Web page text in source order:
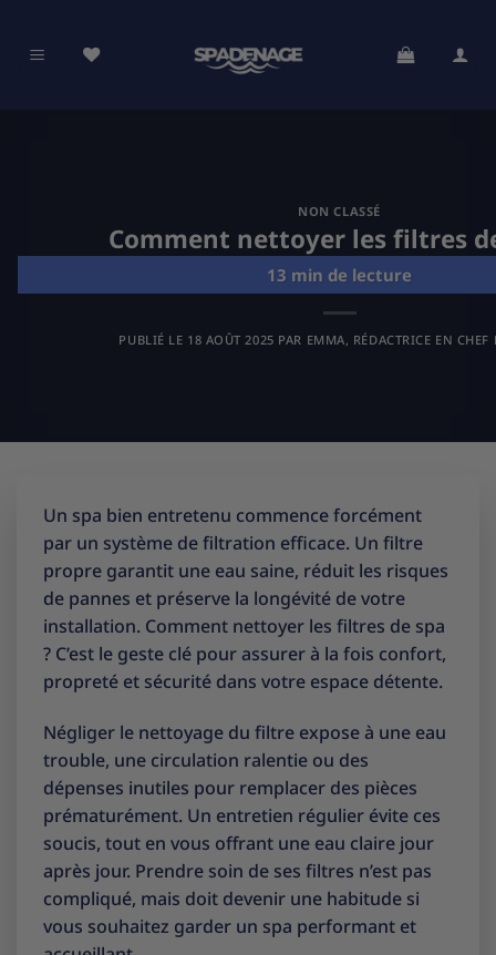
contenu
NON CLASSÉ
Comment nettoyer les filtres
PUBLIÉ LE 18 AOÛT 2025 PAR EMMA, RÉDACTRICE EN CHEF
Un spa bien entretenu commence forcément
par un système de filtration efficace. Un filtre
propre garantit une eau saine, réduit les risques
de pannes et préserve la longévité de votre
installation. Comment nettoyer les filtres de spa
? C’est le geste clé pour assurer à la fois confort,
propreté et sécurité dans votre espace détente.
Négliger le nettoyage du filtre expose à une eau
trouble, une circulation ralentie ou des
dépenses inutiles pour remplacer des pièces
prématurément. Un entretien régulier évite ces
soucis, tout en vous offrant une eau claire jour
après jour. Prendre soin de ses filtres n’est pas
compliqué, mais doit devenir une habitude si
vous souhaitez garder un spa performant et